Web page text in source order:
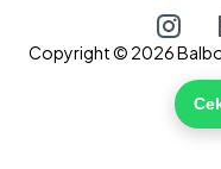
Copyright © 2026